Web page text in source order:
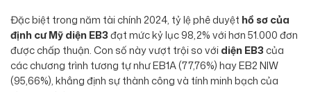
Đặc biệt trong năm tài chính 2024, tỷ lệ phê duyệt hồ sơ của
định cư Mỹ diện EB3đạt mức kỷ lục 98,2% với hơn 51.000 đơn
được chấp thuận. Con số này vượt trội so vớidiện EB3 của
các chương trình tương tự như EB1A (77,76%) hay EB2 NIW
(95,66%), khẳng định sự thành công và tính minh bạch của